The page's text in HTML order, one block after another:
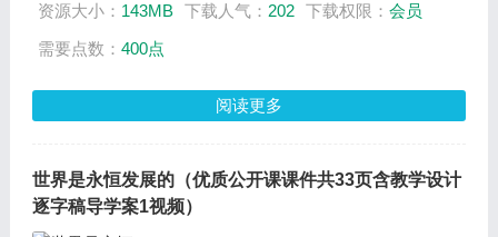
资源大小： 143MB 下载人气： 202 下载权限： 会员
需要点数： 400点
阅读更多
世界是永恒发展的（优质公开课课件共33页含教学设计
逐字稿导学案1视频）